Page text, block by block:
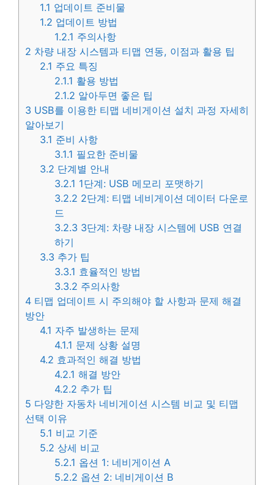
1.1 업데이트 준비물
1.2 업데이트 방법
1.2.1 주의사항
2 차량 내장 시스템과 티맵 연동, 이점과 활용 팁
2.1 주요 특징
2.1.1 활용 방법
2.1.2 알아두면 좋은 팁
3 USB를 이용한 티맵 네비게이션 설치 과정 자세히
알아보기
3.1 준비 사항
3.1.1 필요한 준비물
3.2 단계별 안내
3.2.1 1단계: USB 메모리 포맷하기
3.2.2 2단계: 티맵 네비게이션 데이터 다운로
드
3.2.3 3단계: 차량 내장 시스템에 USB 연결
하기
3.3 추가 팁
3.3.1 효율적인 방법
3.3.2 주의사항
4 티맵 업데이트 시 주의해야 할 사항과 문제 해결
방안
4.1 자주 발생하는 문제
4.1.1 문제 상황 설명
4.2 효과적인 해결 방법
4.2.1 해결 방안
4.2.2 추가 팁
5 다양한 자동차 네비게이션 시스템 비교 및 티맵
선택 이유
5.1 비교 기준
5.2 상세 비교
5.2.1 옵션 1: 네비게이션 A
5.2.2 옵션 2: 네비게이션 B